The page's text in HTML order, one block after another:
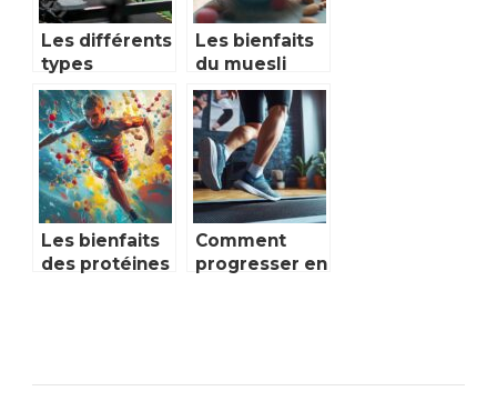
Les différents
types
d’entraînement
sur rameur
Les bienfaits
du muesli
pour le petit
déjeuner sur
votre santé
quotidienne
Les bienfaits
des protéines
Comment
progresser en
de blessure